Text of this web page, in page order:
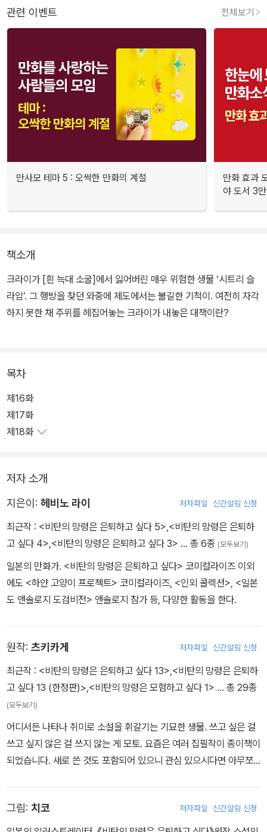
관련 이벤트 전체보기
만사모 테마 5 : 오싹한 만화의 계절
만화 효과
야 도서 3
책소개
크라이가 [흰 늑대 소굴]에서 잃어버린 매우 위험한 생물 ‘시트리 슬
라임’. 그 행방을 찾던 와중에 제도에서는 불길한 기척이. 여전히 자각
하지 못한 채 주위를 헤집어놓는 크라이가 내놓은 대책이란?
목차
제16화
제17화
제18화
저자 소개
지은이: 헤비노 라이 저자파일 신간알림 신청
최근작 : <비탄의 망령은 은퇴하고 싶다 5> <비탄의 망령은 은퇴하
고 싶다 4> <비탄의 망령은 은퇴하고 싶다 3> … 총 6종 (모두보기)
일본의 만화가. <비탄의 망령은 은퇴하고 싶다> 코미컬라이즈 이외
에도 <하얀 고양이 프로젝트> 코미컬라이즈, <인외 콜렉션>, <일본
도 앤솔로지 도검비전> 앤솔로지 참가 등, 다양한 활동을 한다.
원작: 츠키카게 저자파일 신간알림 신청
최근작 : <비탄의 망령은 은퇴하고 싶다 13> <비탄의 망령은 은퇴하
고 싶다 13 (한정판)> <비탄의 망령은 모험하고 싶다 1> … 총 29종
(모두보기)
어디서든 나타나 취미로 소설을 휘갈기는 기묘한 생물. 쓰고 싶은 걸
쓰고 싶지 않은 걸 쓰지 않는 게 모토. 요즘은 여러 집필작이 종이책이
되었습니다. 새로 쓴 것도 포함되어 있으니 관심 있으시다면 아무쪼
그림: 치코 저자파일 신간알림 신청